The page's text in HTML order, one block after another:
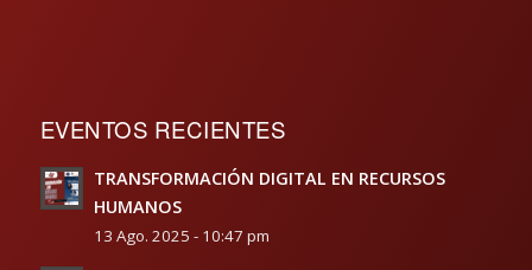
EVENTOS RECIENTES
TRANSFORMACIÓN DIGITAL EN RECURSOS
HUMANOS
13 Ago. 2025 - 10:47 pm